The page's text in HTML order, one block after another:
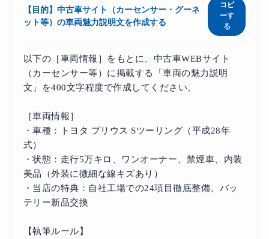
【目的】中古車サイト（カーセンサー・グーネ
ット等）の車両魅力説明文を作成する
コピ
ーす
る
以下の［車両情報］をもとに、中古車WEBサイト
（カーセンサー等）に掲載する「車両の魅力説明
文」を400文字程度で作成してください。
［車両情報］
・車種：トヨタ プリウス Sツーリング（平成28年
式）
・状態：走行5万キロ、ワンオーナー、禁煙車、内装
美品（外装に微細な線キズあり）
・当店の特典：自社工場での24項目徹底整備、バッ
テリー新品交換
【執筆ルール】